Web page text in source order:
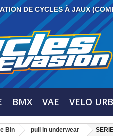
DE CYCLES À JAUX
BMX VAE VELO
Bin pull in underwear